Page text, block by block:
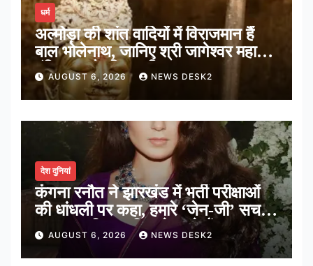
धर्म
अल्मोड़ा की शांत वादियों में विराजमान हैं
बाल भोलेनाथ, जानिए श्री जागेश्वर महादेव
मंदिर का पौराणिक इतिहास
AUGUST 6, 2026 NEWS DESK2
देश दुनियां
कंगना रनौत ने झारखंड में भर्ती परीक्षाओं
की धांधली पर कहा, हमारे ‘जेन-जी’ सच में
हर तरह की तकलीफ झेल रहे हैं
AUGUST 6, 2026 NEWS DESK2